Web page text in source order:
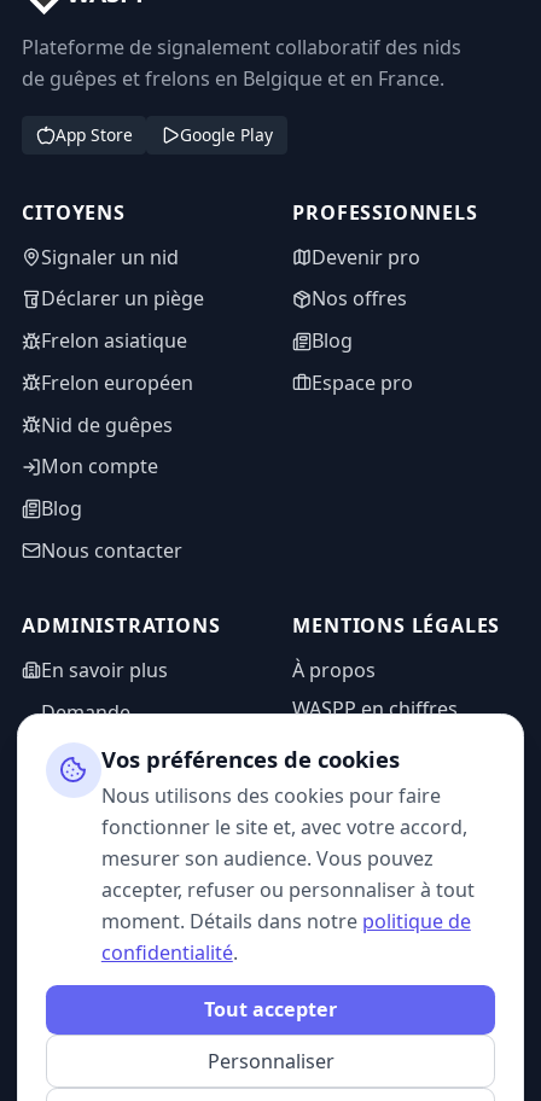
Plateforme de signalement collaboratif des nids
de guêpes et frelons en Belgique et en France.
App Store Google Play
CITOYENS
Signaler un nid
Déclarer un piège
Frelon asiatique
Frelon européen
Nid de guêpes
Mon compte
Blog
Nous contacter
PROFESSIONNELS
Devenir pro
Nos offres
Blog
Espace pro
ADMINISTRATIONS
En savoir plus
Demande
d'information
Espace admin
MENTIONS LÉGALES
À propos
WASPP en chiffres
Mentions légales
Politique de
confidentialité
CGU
SUIVEZ-NOUS
© 2026 WASPP. Tous droits réservés.
Vos préférences de cookies
Nous utilisons des cookies pour faire
fonctionner le site et, avec votre accord,
mesurer son audience. Vous pouvez
accepter, refuser ou personnaliser à tout
moment. Détails dans notre politique de
confidentialité.
Personnaliser
Tout accepter